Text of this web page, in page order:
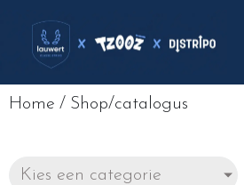
Home / Shop/catalogus
Kies een categorie